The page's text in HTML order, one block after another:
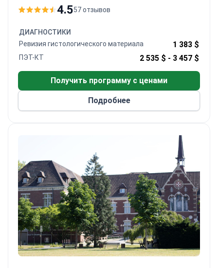
ультразвук (FUS). Диагностика начинается от
видеоконсультация с планированием лечения
стоит $1250–$1360.
4.557 отзывов
ДИАГНОСТИКИ
Ревизия гистологического материала
1 383 $
ПЭТ-КТ 2 535 $ - 3 457 $
Получить программу с ценами
Подробнее